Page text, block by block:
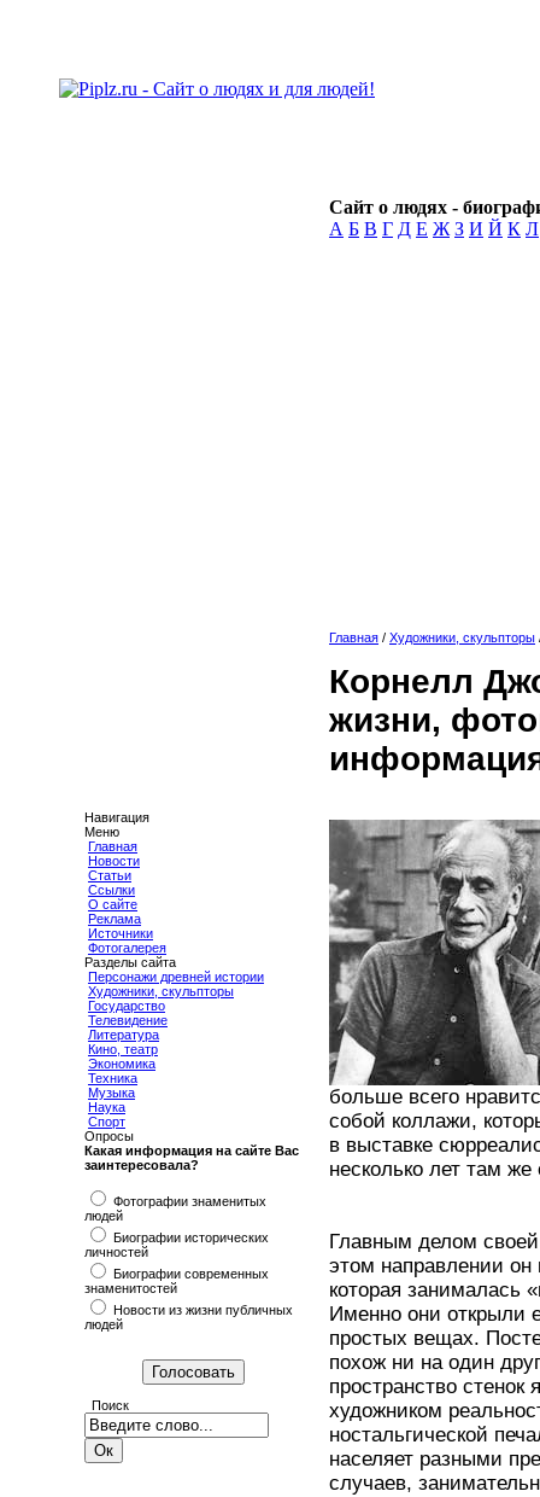
Сайт о людях -
А Б В Г Д Е Ж З И Й К Л
Навигация
Меню
Главная
Новости
Статьи
Ссылки
О сайте
Реклама
Источники
Фотогалерея
Разделы сайта
Персонажи древней истории
Художники, скульпторы
Государство
Телевидение
Литература
Кино, театр
Экономика
Техника
Музыка
Наука
Спорт
Опросы
Какая информация на сайте Вас
заинтересовала?
Фотографии знаменитых
людей
Биографии исторических
личностей
Биографии современных
знаменитостей
Новости из жизни публичных
людей
Поиск
Главная / Художники, скульпторы
Корнелл
жизни,
больше всего
собой коллажи,
в выставке
несколько лет там же
Главным делом
этом направлении он
которая занималась
Именно они открыли
простых вещах.
похож ни на один
пространство
художником
ностальгической
населяет разными
случаев,